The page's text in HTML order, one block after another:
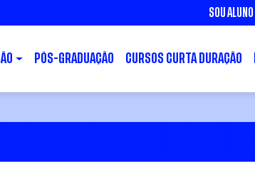
SOU ALUNO
PÓS-GRADUAÇÃO CURSOS CURTA DURAÇÃO